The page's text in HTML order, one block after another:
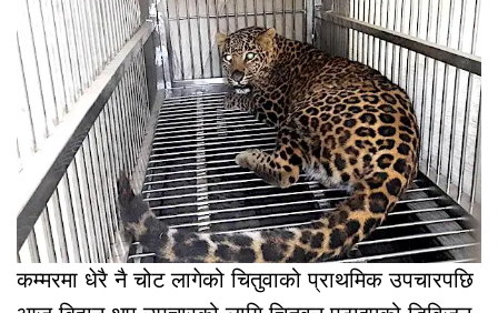
कम्मरमा धेरै नै चोट लागेको चितुवाको प्राथमिक उपचारपछि